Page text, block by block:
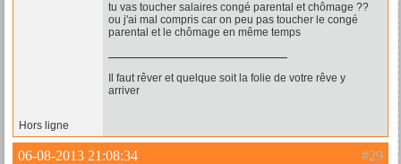
tu vas toucher salaires congé parental et chômage ??
ou j'ai mal compris car on peu pas toucher le congé
parental et le chômage en même temps
Il faut rêver et quelque soit la folie de votre rêve y
arriver
Hors ligne
#29
06-08-2013 21:08:34